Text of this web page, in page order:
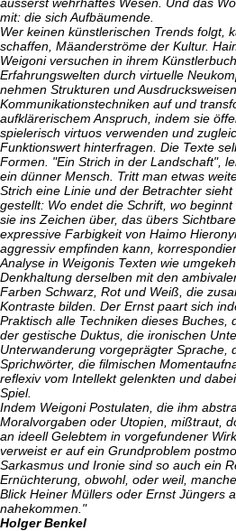
mit: die sich Aufbäumende.
Wer keinen künstlerischen Trends folgt,
schaffen, Mäanderströme der Kultur.
Weigoni versuchen in ihrem
Erfahrungswelten durch virtuelle
nehmen Strukturen und
Kommunikationstechniken auf und
aufklärerischem Anspruch, indem sie
spielerisch virtuos verwenden und
Funktionswert hinterfragen. Die Texte
Formen. "Ein Strich in der Landschaft",
ein dünner Mensch. Tritt man etwas
Strich eine Linie und der Betrachter
gestellt: Wo endet die Schrift, wo
sie ins Zeichen über, das übers
expressive Farbigkeit von Haimo
aggressiv empfinden kann,
Analyse in Weigonis Texten wie
Denkhaltung derselben mit den
Farben Schwarz, Rot und Weiß, die
Kontraste bilden. Der Ernst paart sich
Praktisch alle Techniken dieses Buches,
der gestische Duktus, die ironischen
Unterwanderung vorgeprägter Sprache,
Sprichwörter, die filmischen
reflexiv vom Intellekt gelenkten und
Spiel.
Indem Weigoni Postulaten, die ihm
Moralvorgaben oder Utopien, mißtraut,
an ideell Gelebtem in vorgefundener
verweist er auf ein Grundproblem
Sarkasmus und Ironie sind so auch ein
Ernüchterung, obwohl, oder weil,
Blick Heiner Müllers oder Ernst Jüngers
nahekommen."
Holger Benkel